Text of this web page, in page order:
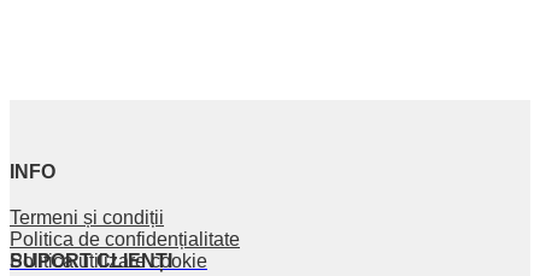
INFO
Termeni și condiții
Politica de confidențialitate
Politica utilizare cookie
SUPORT CLIENȚI